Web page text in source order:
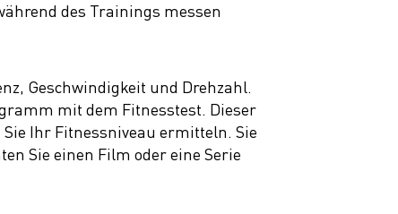
des Trainings messen
Geschwindigkeit und Drehzahl.
mit dem Fitnesstest. Dieser
Ihr Fitnessniveau ermitteln. Sie
Sie einen Film oder eine Serie